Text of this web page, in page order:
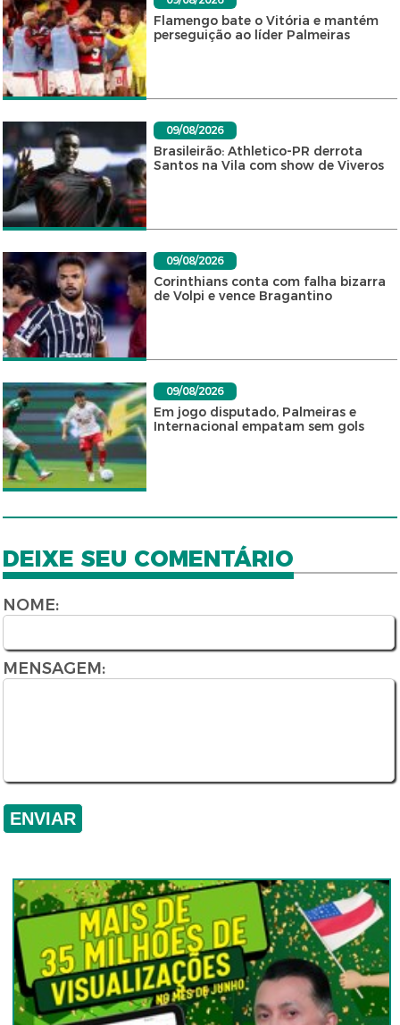
Flamengo bate o Vitória e mantém
perseguição ao líder Palmeiras
09/08/2026
Brasileirão: Athletico-PR derrota
Santos na Vila com show de Viveros
09/08/2026
Corinthians conta com falha bizarra
de Volpi e vence Bragantino
09/08/2026
Em jogo disputado, Palmeiras e
Internacional empatam sem gols
DEIXE SEU COMENTÁRIO
NOME:
MENSAGEM: